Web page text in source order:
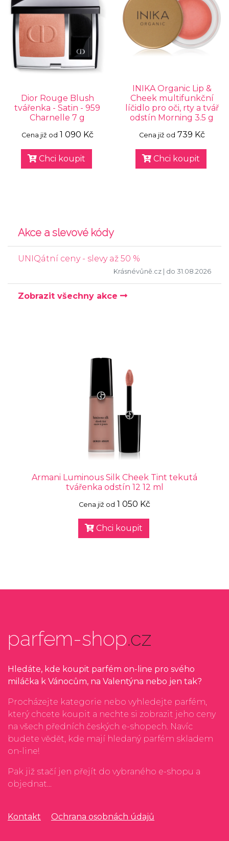
Dior Rouge Blush
tvářenka - Satin - 959
Charnelle 7 g
Cena již od 1 090 Kč
Chci koupit
INIKA Organic Lip &
Cheek multifunkční
líčidlo pro oči, rty a tvář
odstín Morning 3.5 g
Cena již od 739 Kč
Chci koupit
Akce a slevové kódy
UNIQátní ceny - slevy až 50 %
Krásnévůně.cz | do 31.08.2026
Zobrazit všechny akce
Armani Luminous Silk Cheek Tint tekutá
tvářenka odstín 12 12 ml
Cena již od 1 050 Kč
Chci koupit
parfem-shop.cz
Hledáte, kde koupit parfém on-line pro svého
miláčka k Vánocům, na Valentýna nebo jen tak?
Procházejte kategorie nebo vyhledejte parfém,
který chcete koupit a nechte si zobrazit jeho ceny
na všech předních českých e-shopech. Navíc
budete vědět, kde mají hledaný parfém skladem
on-line!
Pak již stačí jen přejít do vybraného e-shopu a
objednat...
Kontakt Ochrana osobnách údajů